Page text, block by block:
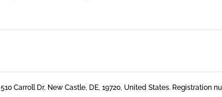
510 Carroll Dr, New Castle, DE, 19720, United States. Registration